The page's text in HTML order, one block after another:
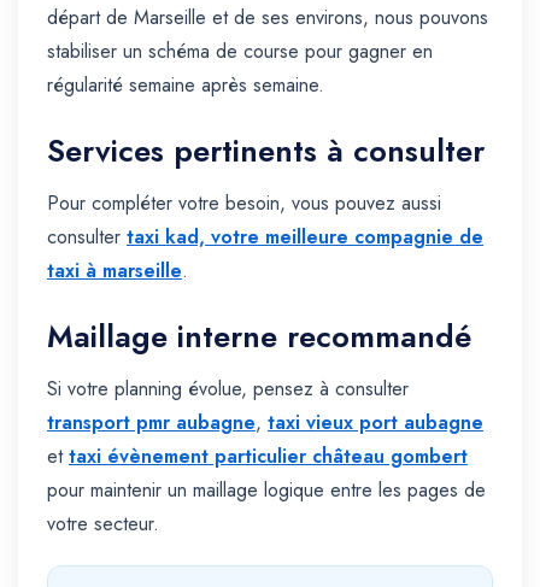
départ de Marseille et de ses environs, nous pouvons
stabiliser un schéma de course pour gagner en
régularité semaine après semaine.
Services pertinents à consulter
Pour compléter votre besoin, vous pouvez aussi
consulter taxi kad, votre meilleure compagnie de
taxi à marseille.
Maillage interne recommandé
Si votre planning évolue, pensez à consulter
transport pmr aubagne, taxi vieux port aubagne
ettaxi évènement particulier château gombert
pour maintenir un maillage logique entre les pages de
votre secteur.